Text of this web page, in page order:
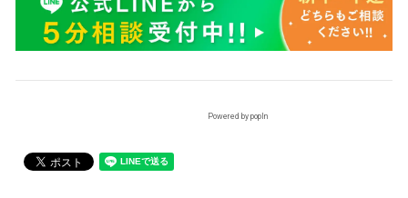
Powered by popIn